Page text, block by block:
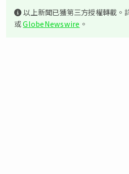
以上新聞已獲第三方授權轉載。
或GlobeNewswire 。